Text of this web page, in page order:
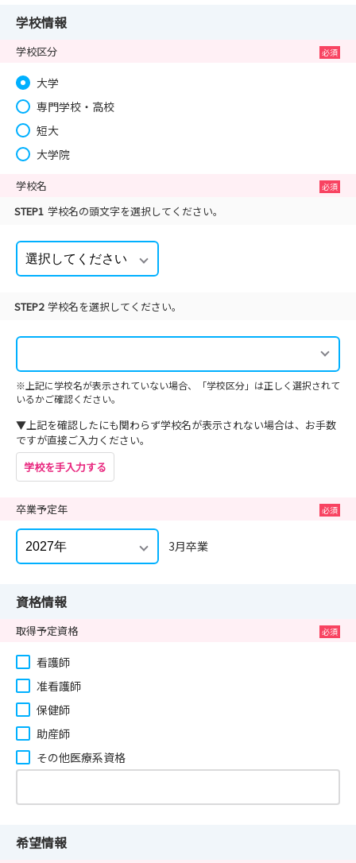
学校情報
学校区分
大学
専門学校・高校
短大
大学院
学校名
STEP1 学校名の頭文字を選択してください。
STEP2 学校名を選択してください。
※上記に学校名が表示されていない場合、「学校区分」は正しく選択されて
いるかご確認ください。
▼上記を確認したにも関わらず学校名が表示されない場合は、お手数
ですが直接ご入力ください。
学校を手入力する
卒業予定年
3月卒業
資格情報
取得予定資格
看護師
准看護師
保健師
助産師
その他医療系資格
希望情報